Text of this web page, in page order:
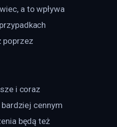
a to wpływa
poprzez
i coraz
cennym
będą też